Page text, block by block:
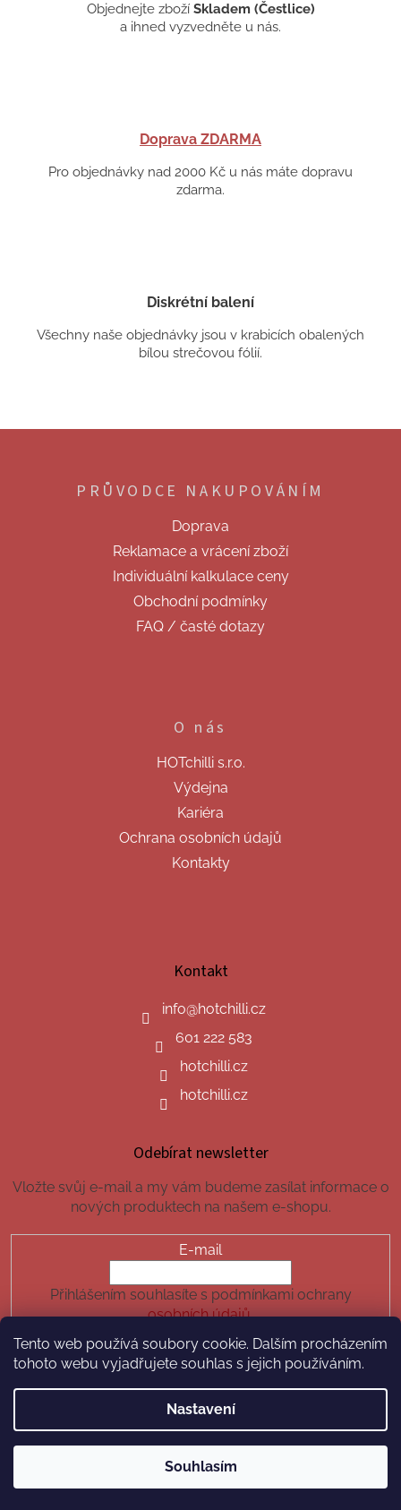
Tento web používá soubory cookie. Dalším procházením
tohoto webu vyjadřujete souhlas s jejich používáním.
Nastavení
Souhlasím
Objednejte zboží Skladem (Čestlice)
a ihned vyzvedněte u nás.
Doprava ZDARMA
Pro objednávky nad 2000 Kč u nás máte dopravu
zdarma.
Diskrétní balení
Všechny naše objednávky jsou v krabicích obalených
bílou strečovou fólií.
PRŮVODCE NAKUPOVÁNÍM
Doprava
Reklamace a vrácení zboží
Individuální kalkulace ceny
Obchodní podmínky
FAQ / časté dotazy
O nás
HOTchilli s.r.o.
Výdejna
Kariéra
Ochrana osobních údajů
Kontakty
Kontakt
info@hotchilli.cz
601 222 583
hotchilli.cz
hotchilli.cz
Odebírat newsletter
Vložte svůj e-mail a my vám budeme zasílat informace o
nových produktech na našem e-shopu.
E-mail
Přihlášením souhlasíte s podmínkami ochrany
osobních údajů.
PŘIHLÁSIT SE